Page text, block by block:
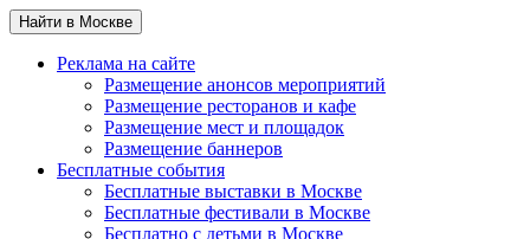
Найти в Москве
Реклама на сайте
Размещение анонсов мероприятий
Размещение ресторанов и кафе
Размещение мест и площадок
Размещение баннеров
Бесплатные события
Бесплатные выставки в Москве
Бесплатные фестивали в Москве
Бесплатно с детьми в Москве